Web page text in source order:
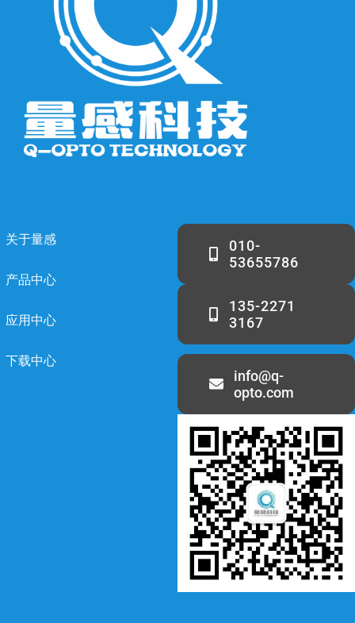
关于量感
产品中心
应用中心
下载中心
010-
53655786
135-2271
3167
info@q-
opto.com